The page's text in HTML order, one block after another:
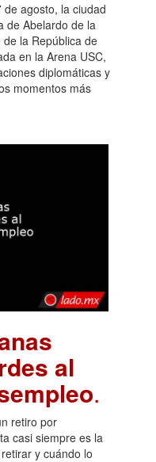
agosto, la ciudad
de Abelardo de la
la República de
en la Arena USC,
diplomáticas y
momentos más
al
.
retiro por
casi siempre es la
y cuándo lo